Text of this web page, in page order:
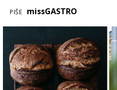
PIŠE missGASTRO